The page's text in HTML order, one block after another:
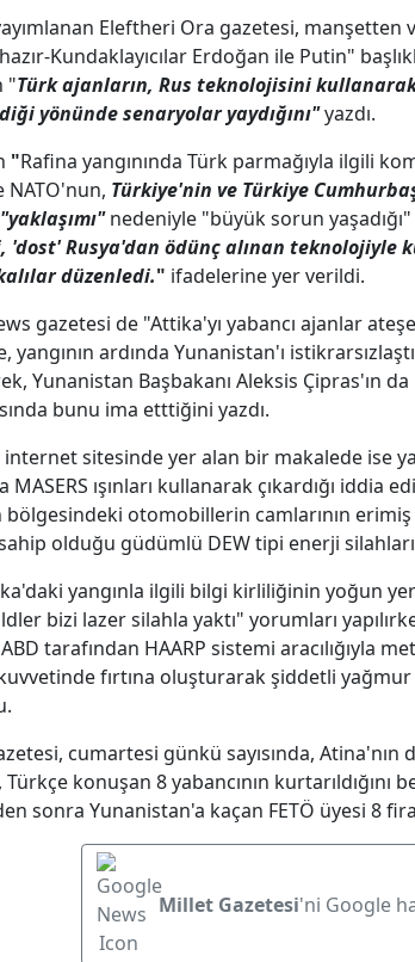
Eleftheri Ora gazetesi, manşetten
Kundaklayıcılar Erdoğan ile Putin"
"Türk ajanların, Rus teknolojisini
yönünde senaryolar yaydığını"yazdı.
"Rafina yangınında Türk parmağıyla ilgili
NATO'nun, Türkiye'nin ve Türkiye
nedeniyle "büyük sorun
'dost' Rusya'dan ödünç alınan teknolojiyle
düzenledi." ifadelerine yer verildi.
gazetesi de "Attika'yı yabancı ajanlar
yangının ardında Yunanistan'ı
Yunanistan Başbakanı Aleksis Çipras'ın
bunu ima etttiğini yazdı.
sitesinde yer alan bir makalede ise
MASERS ışınları kullanarak çıkardığı
bölgesindeki otomobillerin camlarının
olduğu güdümlü DEW tipi enerji
yangınla ilgili bilgi kirliliğinin yoğun yer
bizi lazer silahla yaktı" yorumları
tarafından HAARP sistemi aracılığıyla
fırtına oluşturarak şiddetli
cumartesi günkü sayısında, Atina'nın
Türkçe konuşan 8 yabancının
sonra Yunanistan'a kaçan FETÖ üyesi 8
Millet Gazetesi'ni Google